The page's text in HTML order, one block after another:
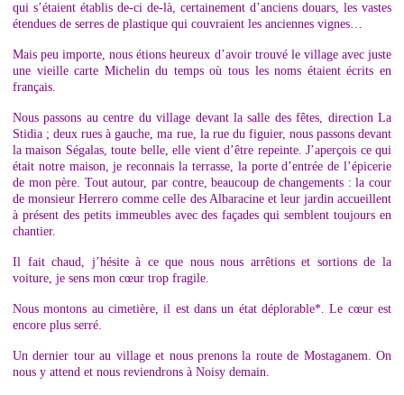
qui s’étaient établis de-ci de-là, certainement d’anciens douars, les vastes
étendues de serres de plastique qui couvraient les anciennes vignes…
Mais peu importe, nous étions heureux d’avoir trouvé le village avec juste
une vieille carte Michelin du temps où tous les noms étaient écrits en
français.
Nous passons au centre du village devant la salle des fêtes, direction La
Stidia ; deux rues à gauche, ma rue, la rue du figuier, nous passons devant
la maison Ségalas, toute belle, elle vient d’être repeinte. J’aperçois ce qui
était notre maison, je reconnais la terrasse, la porte d’entrée de l’épicerie
de mon père. Tout autour, par contre, beaucoup de changements : la cour
de monsieur Herrero comme celle des Albaracine et leur jardin accueillent
à présent des petits immeubles avec des façades qui semblent toujours en
chantier.
Il fait chaud, j’hésite à ce que nous nous arrêtions et sortions de la
voiture, je sens mon cœur trop fragile.
Nous montons au cimetière, il est dans un état déplorable*. Le cœur est
encore plus serré.
Un dernier tour au village et nous prenons la route de Mostaganem. On
nous y attend et nous reviendrons à Noisy demain.